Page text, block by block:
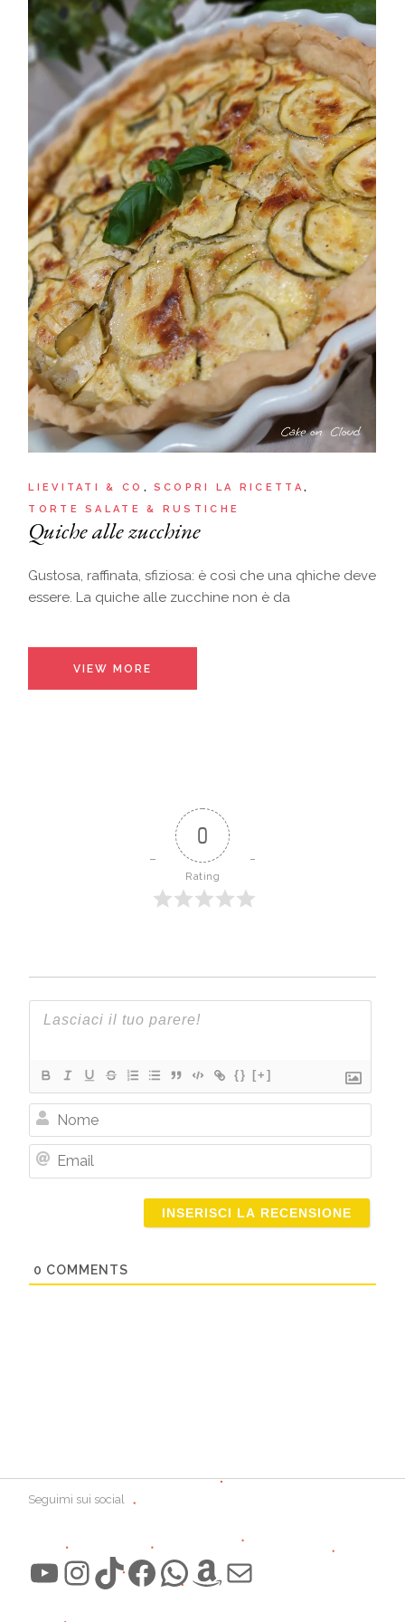
LIEVITATI & CO
SCOPRI LA RICETTA
TORTE SALATE & RUSTICHE
Quiche alle zucchine
Gustosa, raffinata, sfiziosa: è così che una qhiche deve
essere. La quiche alle zucchine non è da
VIEW MORE
0
Rating
{} [+]
Nome
0 COMMENTS
Seguimi sui social